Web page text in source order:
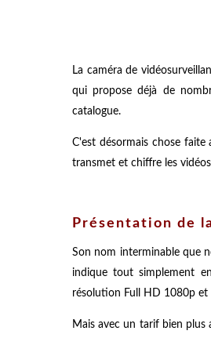
La caméra de
qui propose déjà de
catalogue.
C'est désormais chose
transmet et chiffre les
Présentation de
Son nom interminable que
indique tout simplement
résolution Full HD 1080p et
Mais avec un tarif bien plus